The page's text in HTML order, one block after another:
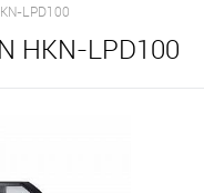
LPD100
HKN-LPD100